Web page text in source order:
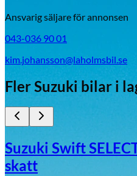
Visa alla fordon
Ansvarig säljare för annonsen
043-036 90 01
kim.johansson@laholmsbil.se
FlerSuzuki bilar i
Suzuki Swift
skatt